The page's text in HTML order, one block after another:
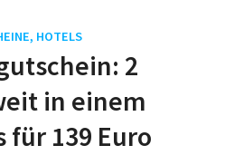
, HOTELS
2
in einem
für 139 Euro